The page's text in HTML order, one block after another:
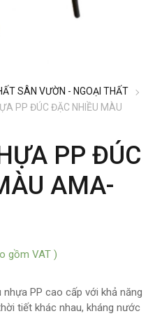
SÂN VƯỜN - NGOẠI THẤT
PP ĐÚC ĐẶC NHIỀU MÀU
PP ĐÚC
AMA-
gồm VAT )
PP cao cấp với khả năng
tiết khác nhau, kháng nước